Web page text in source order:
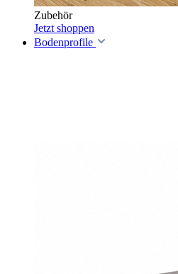
Zubehör
Jetzt shoppen
Bodenprofile